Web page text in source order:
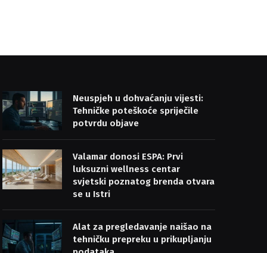
Neuspjeh u dohvaćanju vijesti:
Tehničke poteškoće spriječile
potvrdu objave
Valamar donosi ESPA: Prvi
luksuzni wellness centar
svjetski poznatog brenda otvara
se u Istri
Alat za pregledavanje naišao na
tehničku prepreku u prikupljanju